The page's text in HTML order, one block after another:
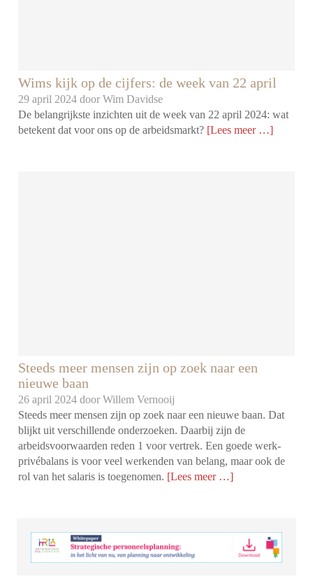
Wims kijk op de cijfers: de week van 22 april
29 april 2024 doorWim Davidse
De belangrijkste inzichten uit de week van 22 april 2024: wat
betekent dat voor ons op de arbeidsmarkt? [Lees meer …]
Steeds meer mensen zijn op zoek naar een
nieuwe baan
26 april 2024 doorWillem Vernooij
Steeds meer mensen zijn op zoek naar een nieuwe baan. Dat
blijkt uit verschillende onderzoeken. Daarbij zijn de
arbeidsvoorwaarden reden 1 voor vertrek. Een goede werk-
privébalans is voor veel werkenden van belang, maar ook de
rol van het salaris is toegenomen. [Lees meer …]